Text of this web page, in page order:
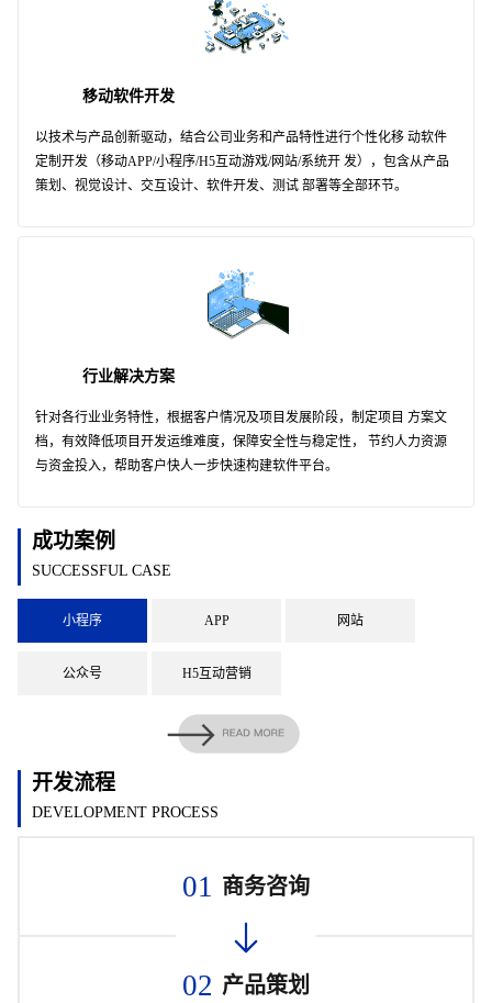
移动软件开发
以技术与产品创新驱动，结合公司业务和产品特性进行个性化移 动软件
定制开发（移动APP/小程序/H5互动游戏/网站/系统开 发），包含从产品
策划、视觉设计、交互设计、软件开发、测试 部署等全部环节。
行业解决方案
针对各行业业务特性，根据客户情况及项目发展阶段，制定项目 方案文
档，有效降低项目开发运维难度，保障安全性与稳定性， 节约人力资源
与资金投入，帮助客户快人一步快速构建软件平台。
成功案例
SUCCESSFUL CASE
小程序 APP 网站
公众号 H5互动营销
开发流程
DEVELOPMENT PROCESS
01 商务咨询
02 产品策划